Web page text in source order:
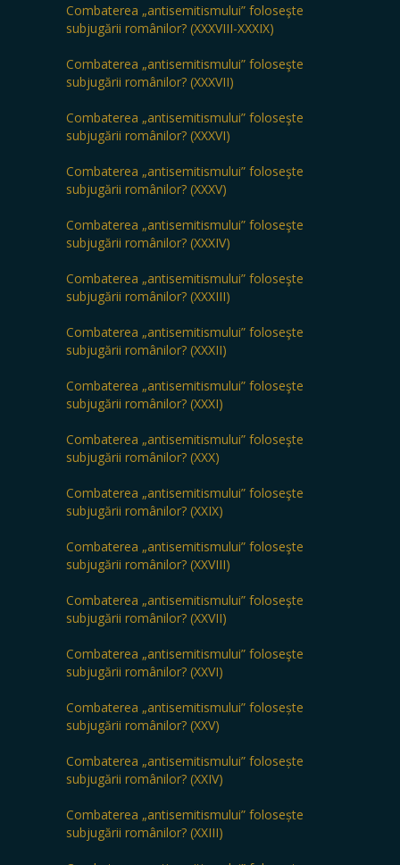
Combaterea „antisemitismului” foloseşte
subjugării românilor? (XXXVIII-XXXIX)
Combaterea „antisemitismului” foloseşte
subjugării românilor? (XXXVII)
Combaterea „antisemitismului” foloseşte
subjugării românilor? (XXXVI)
Combaterea „antisemitismului” foloseşte
subjugării românilor? (XXXV)
Combaterea „antisemitismului” foloseşte
subjugării românilor? (XXXIV)
Combaterea „antisemitismului” foloseşte
subjugării românilor? (XXXIII)
Combaterea „antisemitismului” foloseşte
subjugării românilor? (XXXII)
Combaterea „antisemitismului” foloseşte
subjugării românilor? (XXXI)
Combaterea „antisemitismului” foloseşte
subjugării românilor? (XXX)
Combaterea „antisemitismului” foloseşte
subjugării românilor? (XXIX)
Combaterea „antisemitismului” foloseşte
subjugării românilor? (XXVIII)
Combaterea „antisemitismului” foloseşte
subjugării românilor? (XXVII)
Combaterea „antisemitismului” foloseşte
subjugării românilor? (XXVI)
Combaterea „antisemitismului” folosește
subjugării românilor? (XXV)
Combaterea „antisemitismului” folosește
subjugării românilor? (XXIV)
Combaterea „antisemitismului” folosește
subjugării românilor? (XXIII)